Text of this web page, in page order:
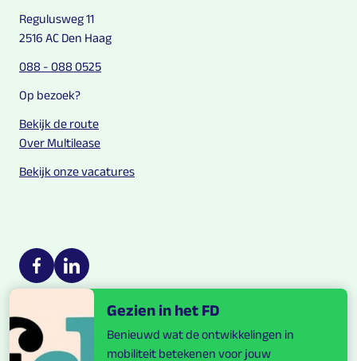
Regulusweg 11
2516 AC Den Haag
088 - 088 0525
Op bezoek?
Bekijk de route
Over Multilease
Bekijk onze vacatures
Multilease on social media
https://nl-nl.facebook.com/Multilease/
https://www.linkedin.com/company/multilease
Blijf up to date over mobiliteit.
Gezien in het FD
Benieuwd wat de ontwikkelingen in
mobiliteit betekenen voor jouw